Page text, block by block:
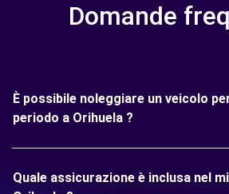
Domande
È possibile noleggiare un veicolo
periodo a Orihuela ?
Quale assicurazione è inclusa nel